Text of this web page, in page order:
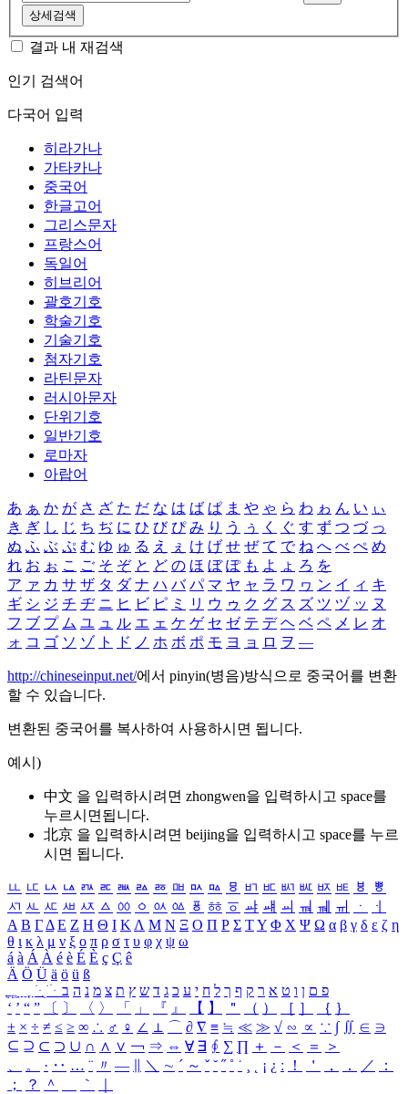
상세검색
결과 내 재검색
인기 검색어
다국어 입력
히라가나
가타카나
중국어
한글고어
그리스문자
프랑스어
독일어
히브리어
괄호기호
학술기호
기술기호
첨자기호
라틴문자
러시아문자
단위기호
일반기호
로마자
아랍어
あ ぁ か が さ ざ た だ な は ば ぱ ま や ゃ ら わ ゎ ん い ぃ
き ぎ し じ ち ぢ に ひ び ぴ み り う ぅ く ぐ す ず つ づ っ
ぬ ふ ぶ ぷ む ゆ ゅ る え ぇ け げ せ ぜ て で ね へ べ ぺ め
れ お ぉ こ ご そ ぞ と ど の ほ ぼ ぽ も よ ょ ろ を
ア ァ カ サ ザ タ ダ ナ ハ バ パ マ ヤ ャ ラ ワ ヮ ン イ ィ キ
ギ シ ジ チ ヂ ニ ヒ ビ ピ ミ リ ウ ゥ ク グ ス ズ ツ ヅ ッ ヌ
フ ブ プ ム ユ ュ ル エ ェ ケ ゲ セ ゼ テ デ ヘ ベ ペ メ レ オ
ォ コ ゴ ソ ゾ ト ド ノ ホ ボ ポ モ ヨ ョ ロ ヲ ―
http://chineseinput.net/에서 pinyin(병음)방식으로 중국어를 변환
할 수 있습니다.
변환된 중국어를 복사하여 사용하시면 됩니다.
예시)
中文 을 입력하시려면 zhongwen을 입력하시고 space를
누르시면됩니다.
北京 을 입력하시려면 beijing을 입력하시고 space를 누르
시면 됩니다.
ㅥ ㅦ ㅧ ㅨ ㅩ ㅪ ㅫ ㅬ ㅭ ㅮ ㅯ ㅰ ㅱ ㅲ ㅳ ㅴ ㅵ ㅶ ㅷ ㅸ
ㅹ
ㅺ ㅻ ㅼ ㅽ ㅾ ㅿ ㆀ ㆁ ㆂ ㆃ ㆄ ㆅ ㆆ ㆇ ㆈ ㆉ ㆊ ㆋ ㆌ ㆍ
ㆎ
Α Β ΓΔ Ε Ζ Η Θ Ι ΚΛ Μ Ν Ξ Ο Π Ρ Σ ΤΥ Φ Χ Ψ Ω α β γ δ ε ζ η
θ ι κ λ μ ν ξ ο π ρ σ τ υ φ χ ψ ω
á à Á À é è É È ç Ç ê
Ä Ö Ü ä ö ü ß
ִֶֹ ֻּ ׁׂ פ ם ן ו ט א ר ק ף ך ל ח י ע כ ג ד ש ץ ת צ מ נ ה ב
‘ ’ “ ” 〔 〕 〈 〉 「 」 『 』 【 】 ＂ （ ） ［ ］ ｛ ｝
± × ÷ ≠ ≤ ≥ ∞ ∴ ♂ ♀ ∠ ⊥ ⌒ ∂ ∇ ≡ ≒ ≪ ≫ √ ∽ ∝ ∵ ∫ ∬ ∈ ∋
⊆ ⊇ ⊂ ⊃ ∪ ∩ ∧ ∨ ￢ ⇒ ⇔ ∀ ∃ ∮ ∑ ∏ ＋ － ＜ ＝
＞
、
。 · ‥ … ¨ 〃 ― ＼ ∼ ´ ～ ˇ ˘ ˝ ˚ ˙ ¸ ¡ ¿ ː ！ ＇ ， ． ／
：
；
？ ＾ ｀